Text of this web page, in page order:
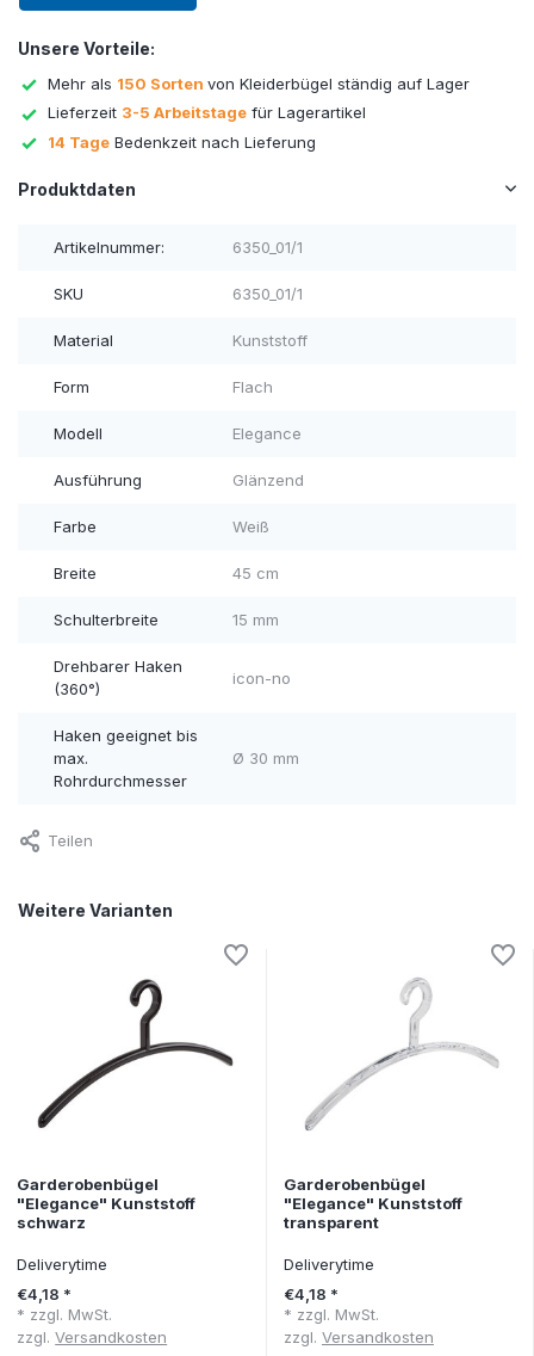
Unsere Vorteile:
Mehr als 150 Sorten von Kleiderbügel ständig auf Lager
Lieferzeit 3-5 Arbeitstage für Lagerartikel
14 Tage Bedenkzeit nach Lieferung
Produktdaten
Artikelnummer: 6350_01/1
SKU 6350_01/1
Material Kunststoff
Form Flach
Modell Elegance
Ausführung Glänzend
Farbe Weiß
Breite 45 cm
Schulterbreite 15 mm
Drehbarer Haken
(360°)
icon-no
Haken geeignet bis
max.
Rohrdurchmesser
Ø 30 mm
Teilen
Weitere Varianten
Garderobenbügel
"Elegance" Kunststoff
schwarz
Deliverytime
€4,18 *
* zzgl. MwSt.
zzgl.Versandkosten
Garderobenbügel
"Elegance" Kunststoff
transparent
Deliverytime
€4,18 *
* zzgl. MwSt.
zzgl. Versandkosten